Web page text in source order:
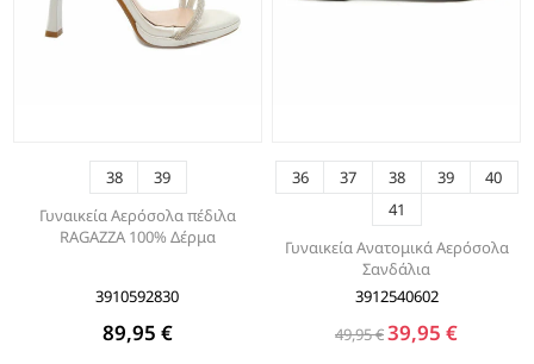
38
39
Γυναικεία Αερόσολα πέδιλα
RAGAZZA 100% Δέρμα
3910592830
89,95 €
36 37 38 39
40
41
Γυναικεία Ανατομικά Αερόσολα
Σανδάλια
3912540602
49,95 €39,95 €